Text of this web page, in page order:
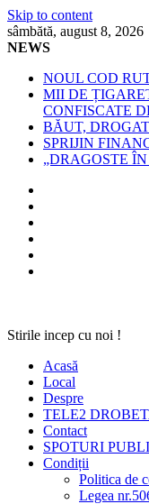
Skip to content
sâmbătă, august 8, 2026
NEWS
NOUL COD
MII DE
CONFISCATE
BĂUT,
SPRIJIN
„DRAGOSTE
Stirile incep cu noi !
Acasă
Local
Despre
TELE2
Contact
SPOTURI
Condiții
Politica de
Legea